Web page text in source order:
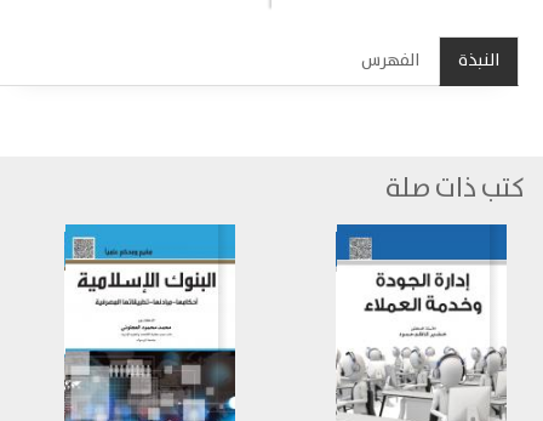
النبذة الفهرس
كتب ذات صلة